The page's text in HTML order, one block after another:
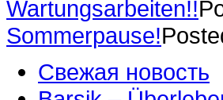
Wartungsarbeiten!!
Sommerpause!
Свежая новость